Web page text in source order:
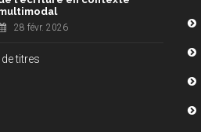
28 févr. 2026
titres